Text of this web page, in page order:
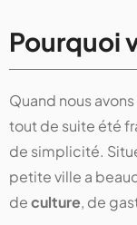
Pourquoi
Quand nous
tout de suite été
de simplicité.
petite ville a
deculture, de